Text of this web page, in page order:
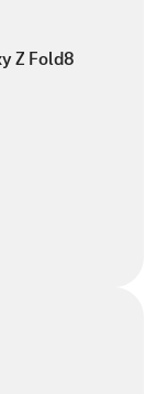
Z Fold8